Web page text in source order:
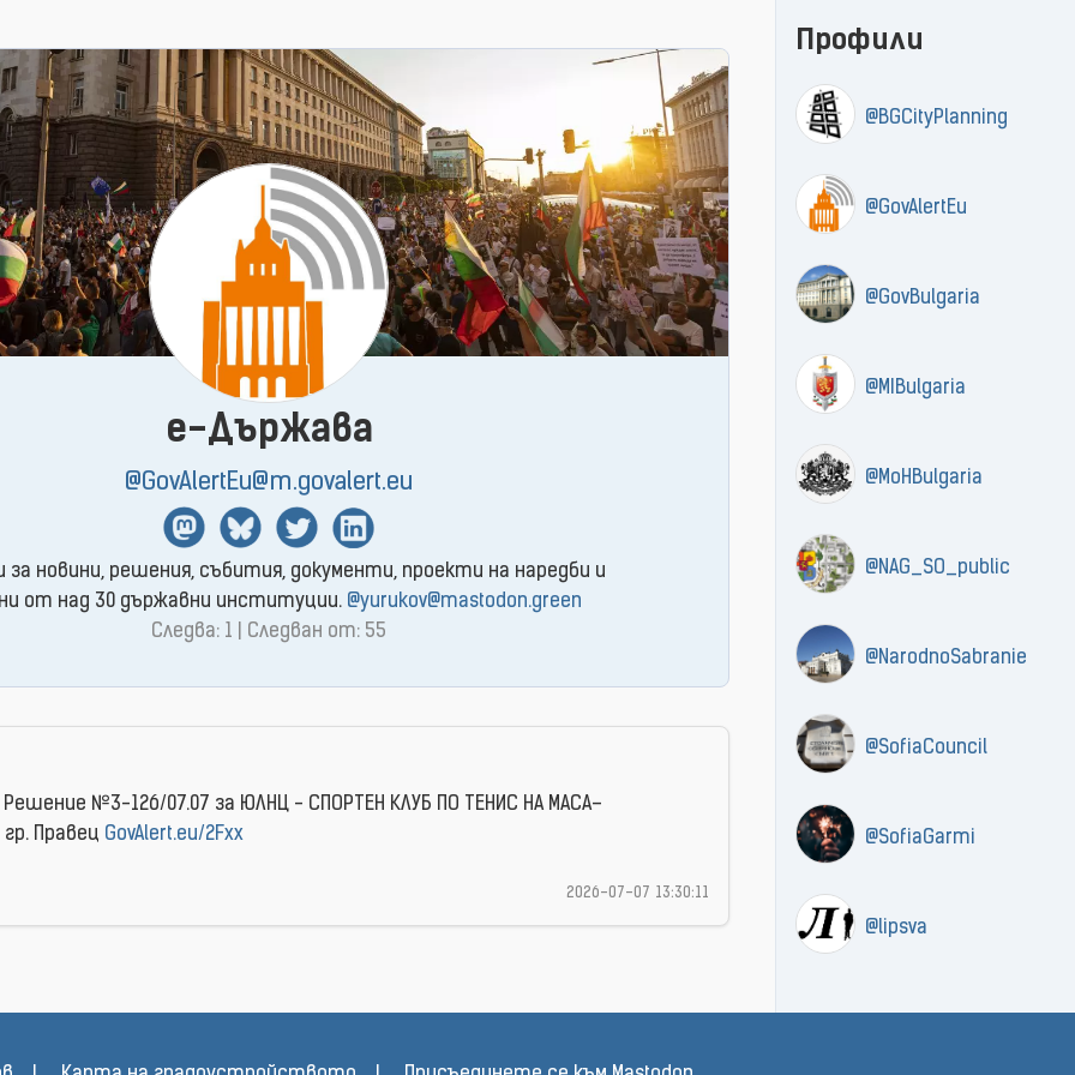
e-Държава
@GovAlertEu@m.govalert.eu
MastodonBlueSkyTwitterLinkedin
за новини, решения, събития, документи, проекти на наредби и
от над 30 държавни институции. @yurukov@mastodon.green
Следва: 1 | Следван от: 55
Профили
@BGCityPlanning
@GovAlertEu
@GovBulgaria
@MIBulgaria
@MoHBulgaria
@NAG_SO_public
@NarodnoSabranie
@SofiaCouncil
@SofiaGarmi
@lipsva
№3-126/07.07 за ЮЛНЦ - СПОРТЕН КЛУБ ПО ТЕНИС НА МАСА–
Правец GovAlert.eu/2Fxx
2026-07-07 13:30:11